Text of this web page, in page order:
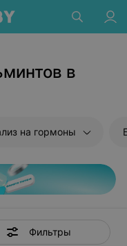
в
на гормоны
Фильтры